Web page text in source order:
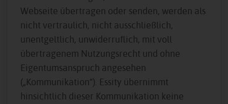
Webseite übertragen oder senden, werden als
nicht vertraulich, nicht ausschließlich,
unentgeltlich, unwiderruflich, mit voll
übertragenem Nutzungsrecht und ohne
Eigentumsanspruch angesehen
(„Kommunikation“). Essity übernimmt
hinsichtlich dieser Kommunikation keine